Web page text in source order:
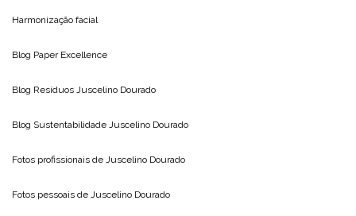
Harmonização facial
Blog Paper Excellence
Blog Resíduos Juscelino Dourado
Blog Sustentabilidade Juscelino Dourado
Fotos profissionais de Juscelino Dourado
Fotos pessoais de Juscelino Dourado